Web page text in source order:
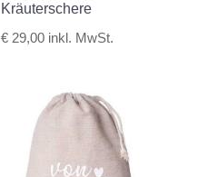
Kräuterschere
€ 29,00 inkl. MwSt.